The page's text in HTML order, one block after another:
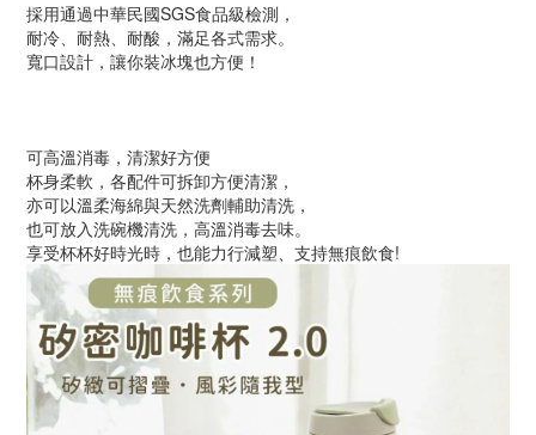
採用通過中華民國SGS食品級檢測，
耐冷、耐熱、耐酸，滿足各式需求。
寬口設計，讓你裝冰塊也方便！
可高溫消毒，清潔好方便
杯身柔軟，各配件可拆卸方便清潔，
亦可以溫柔海綿與天然洗劑輔助清洗，
也可放入洗碗機清洗，高溫消毒去味。
享受杯杯好時光時，也能力行減塑、支持無痕飲食!